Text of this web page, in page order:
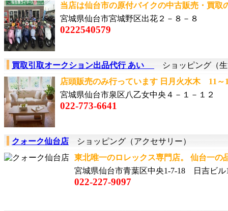
当店は仙台市の原付バイクの中古販売・買取
宮城県仙台市宮城野区出花２－８－８
0222540579
買取引取オークション出品代行 あい
ショッピング（
店頭販売のみ行っています 日月火水木 11～
宮城県仙台市泉区八乙女中央４－１－１２
022-773-6641
クォーク仙台店 ショッピング（アクセサリー）
東北唯一のロレックス専門店。 仙台一の
宮城県仙台市青葉区中央1-7-18 日吉ビル
022-227-9097